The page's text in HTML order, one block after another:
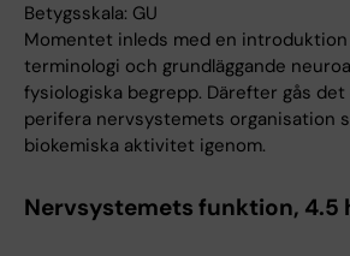
Betygsskala: GU
Momentet inleds med en
terminologi och grundläggande
fysiologiska begrepp. Därefter gås
perifera nervsystemets organisation
biokemiska aktivitet igenom.
Nervsystemets funktion, 4.5